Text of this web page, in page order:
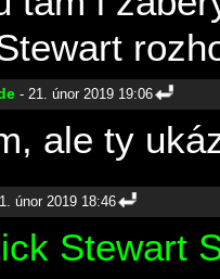
- 21. únor 2019 19:06
ale ty
únor 2019 18:46
Stewart